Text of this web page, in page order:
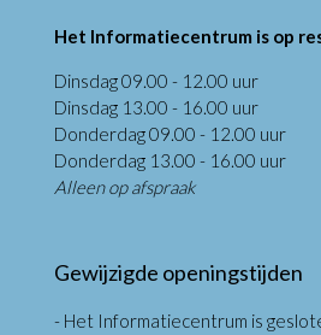
Het Informatiecentrum is op
Dinsdag 09.00 - 12.00 uur
Dinsdag 13.00 - 16.00 uur
Donderdag 09.00 - 12.00 uur
Donderdag 13.00 - 16.00 uur
Alleen op afspraak
Gewijzigde openingstijden
- Het Informatiecentrum is